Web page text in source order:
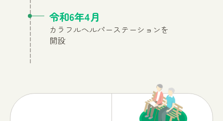
令和6年4月
カラフルヘルパーステーションを
開設